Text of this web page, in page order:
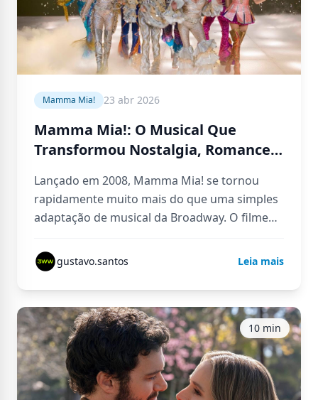
Mamma Mia! 23 abr 2026
Mamma Mia!: O Musical Que
Transformou Nostalgia, Romance e
Atemporal
Lançado em 2008, Mamma Mia! se tornou
rapidamente muito mais do que uma simples
adaptação de musical da Broadway. O filme
gustavo.santos Leia mais
10 min